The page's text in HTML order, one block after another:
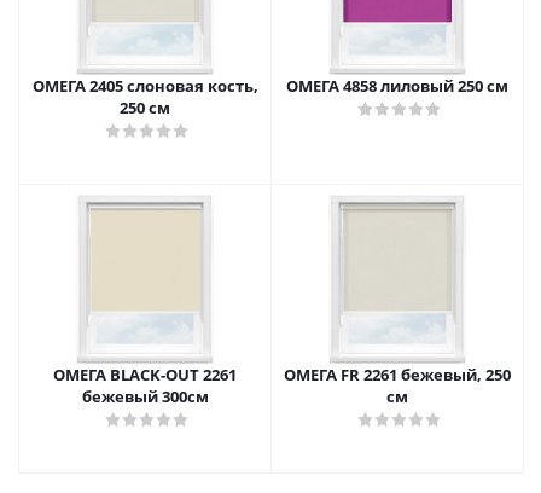
ОМЕГА 2405 слоновая кость,
250 см
ОМЕГА 4858 лиловый 250 см
ОМЕГА BLACK-OUT 2261
бежевый 300см
ОМЕГА FR 2261 бежевый, 250
см